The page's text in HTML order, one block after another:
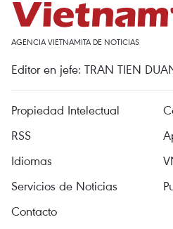
AGENCIA VIETNAMITA DE NOTICIAS
Editor en jefe: TRAN TIEN
Propiedad Intelectual
RSS
Idiomas
Servicios de Noticias
Contacto